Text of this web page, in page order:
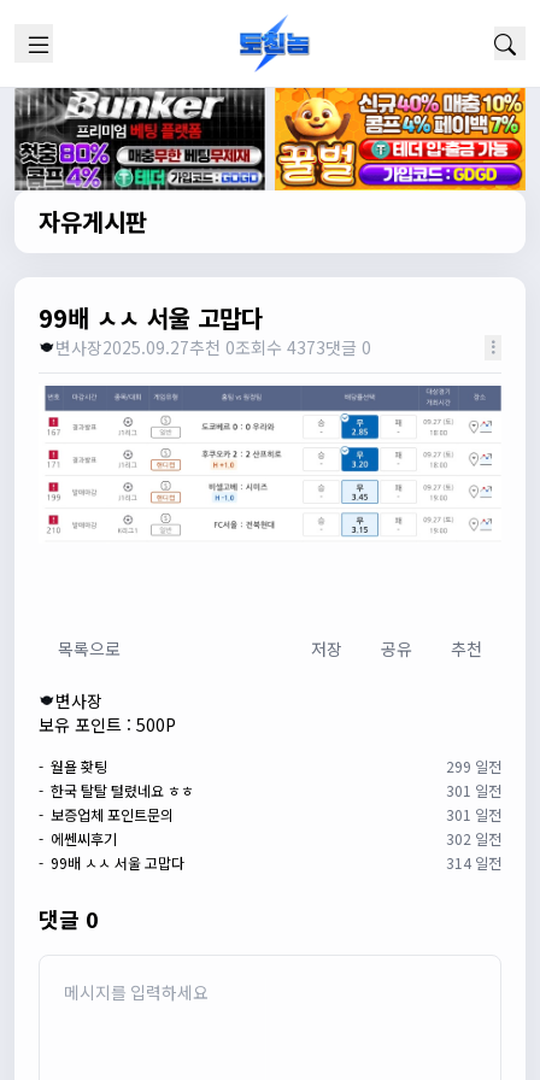
자유게시판
99배 ㅅㅅ 서울 고맙다
변사장2025.09.27추천 0조회수 4373댓글 0
목록으로 저장 공유 추천
변사장
보유 포인트 : 500P
- 월욜 홧팅
299 일전
- 한국 탈탈 털렸네요 ㅎㅎ
301 일전
- 보증업체 포인트문의
301 일전
- 에쎈씨후기
302 일전
- 99배 ㅅㅅ 서울 고맙다
314 일전
댓글 0